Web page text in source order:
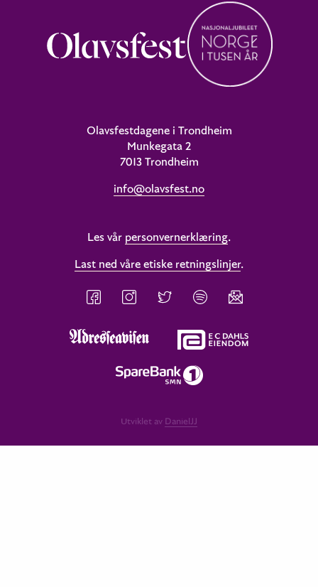
Olavsfestdagene i Trondheim
Munkegata 2
7013 Trondheim
info@olavsfest.no
Les vår personvernerklæring.
Last ned våre etiske retningslinjer.
Utviklet av DanielJJ